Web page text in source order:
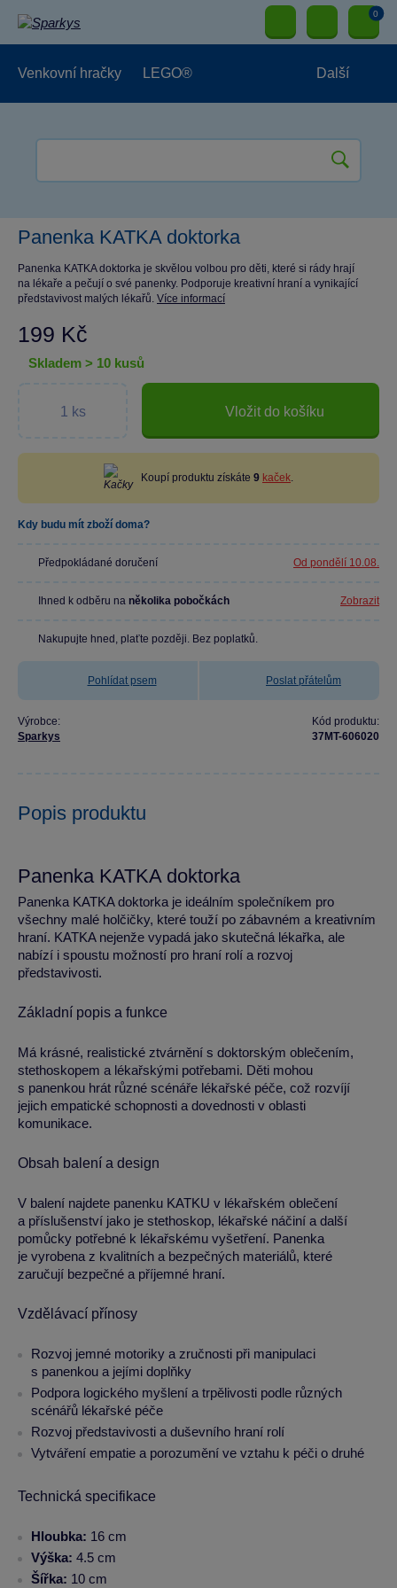
0
Venkovní hračky LEGO® Další
Panenka KATKA doktorka
Panenka KATKA doktorka je skvělou volbou pro děti, které si rády hrají
na lékaře a pečují o své panenky. Podporuje kreativní hraní a vynikající
představivost malých lékařů. Více informací
199 Kč
skladem > 10 kusů
Vložit do košíku
Koupí produktu získáte 9 kaček.
Kdy budu mít zboží doma?
Předpokládané doručení Od pondělí 10.08.
Ihned k odběru na několika pobočkách Zobrazit
Nakupujte hned, plaťte později. Bez poplatků.
Pohlídat psem Poslat přátelům
Výrobce:
Sparkys
Kód produktu:
37MT-606020
Popis produktu
Panenka KATKA doktorka
Panenka KATKA doktorka je ideálním společníkem pro
všechny malé holčičky, které touží po zábavném a kreativním
hraní. KATKA nejenže vypadá jako skutečná lékařka, ale
nabízí i spoustu možností pro hraní rolí a rozvoj
představivosti.
Základní popis a funkce
Má krásné, realistické ztvárnění s doktorským oblečením,
stethoskopem a lékařskými potřebami. Děti mohou
s panenkou hrát různé scénáře lékařské péče, což rozvíjí
jejich empatické schopnosti a dovednosti v oblasti
komunikace.
Obsah balení a design
V balení najdete panenku KATKU v lékařském oblečení
a příslušenství jako je stethoskop, lékařské náčiní a další
pomůcky potřebné k lékařskému vyšetření. Panenka
je vyrobena z kvalitních a bezpečných materiálů, které
zaručují bezpečné a příjemné hraní.
Vzdělávací přínosy
Rozvoj jemné motoriky a zručnosti při manipulaci
s panenkou a jejími doplňky
Podpora logického myšlení a trpělivosti podle různých
scénářů lékařské péče
Rozvoj představivosti a duševního hraní rolí
Vytváření empatie a porozumění ve vztahu k péči o druhé
Technická specifikace
Hloubka: 16 cm
Výška: 4.5 cm
Šířka: 10 cm